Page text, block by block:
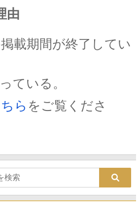
由
載期間が終了してい
ている。
ら をご覧くださ